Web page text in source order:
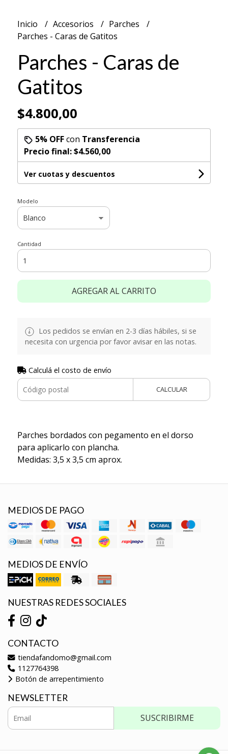
Inicio Accesorios
Parches
Parches - Caras de Gatitos
Parches - Caras de
Gatitos
$4.800,00
5% OFFcon Transferencia
Precio final:$4.560,00
Ver cuotas y descuentos
Modelo
Cantidad
AGREGAR AL CARRITO
Los pedidos se envían en 2-3 días hábiles, si se
necesita con urgencia por favor avisar en las notas.
Calculá el costo de envío
CALCULAR
Parches bordados con pegamento en el dorso
para aplicarlo con plancha.
Medidas: 3,5 x 3,5 cm aprox.
MEDIOS DE PAGO
MEDIOS DE ENVÍO
NUESTRAS REDES SOCIALES
CONTACTO
tiendafandomo@gmail.com
1127764398
Botón de arrepentimiento
NEWSLETTER
SUSCRIBIRME